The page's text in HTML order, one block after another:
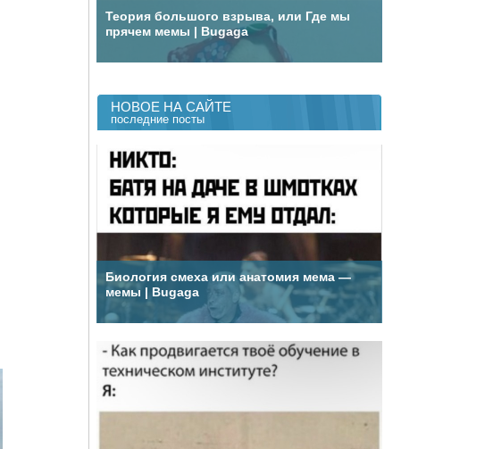
Теория большого взрыва, или Где мы
прячем мемы | Bugaga
НОВОЕ НА САЙТЕ
последние посты
Биология смеха или анатомия мема —
мемы | Bugaga